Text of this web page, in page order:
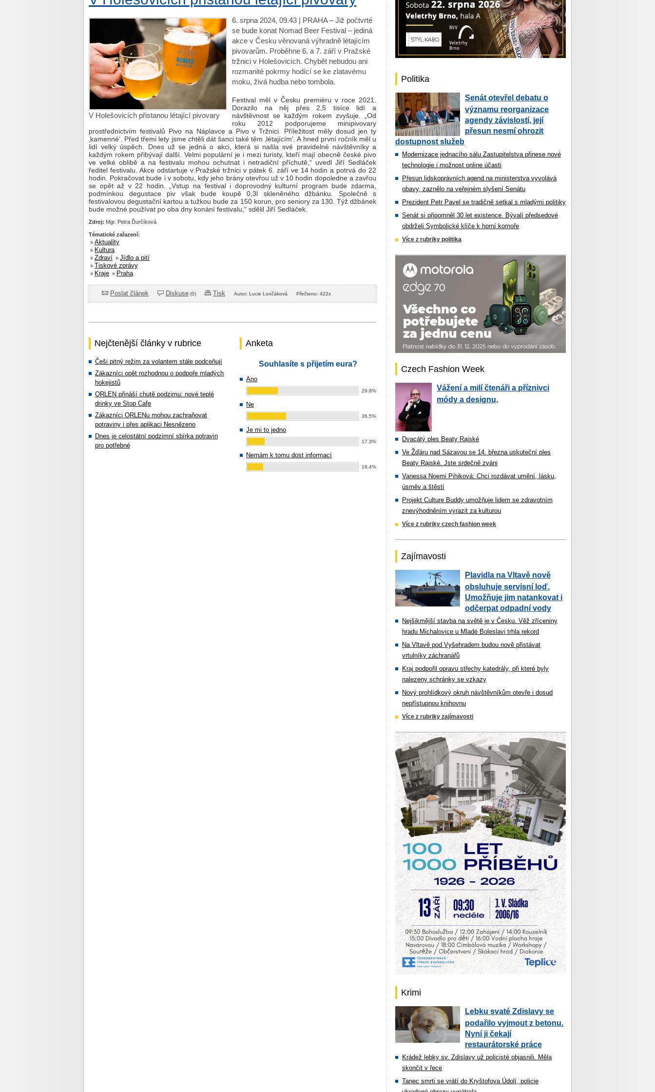
V Holešovicích přistanou létající pivovary
6. srpna 2024, 09.43 | PRAHA – Již počtvrté
se bude konat Nomad Beer Festival – jediná
akce v Česku věnovaná výhradně létajícím
pivovarům. Proběhne 6. a 7. září v Pražské
tržnici v Holešovicích. Chybět nebudou ani
rozmanité pokrmy hodící se ke zlatavému
moku, živá hudba nebo tombola.
Festival měl v Česku premiéru v roce 2021.
Dorazilo na něj přes 2,5 tisíce lidí a
návštěvnost se každým rokem zvyšuje. „Od
roku 2012 podporujeme minipivovary
prostřednictvím festivalů Pivo na Náplavce a Pivo v Tržnici. Příležitost měly dosud jen ty
‚kamenné‘. Před třemi lety jsme chtěli dát šanci také těm ‚létajícím'. A hned první ročník měl u
lidí velký úspěch. Dnes už se jedná o akci, která si našla své pravidelné návštěvníky a
každým rokem přibývají další. Velmi populární je i mezi turisty, kteří mají obecně české pivo
ve velké oblibě a na festivalu mohou ochutnat i netradiční příchutě,“ uvedl Jiří Sedláček
ředitel festivalu. Akce odstartuje v Pražské tržnici v pátek 6. září ve 14 hodin a potrvá do 22
hodin. Pokračovat bude i v sobotu, kdy jeho brány otevřou už v 10 hodin dopoledne a zavřou
se opět až v 22 hodin. „Vstup na festival i doprovodný kulturní program bude zdarma,
podmínkou degustace piv však bude koupě 0,3l skleněného džbánku. Společně s
festivalovou degustační kartou a tužkou bude za 150 korun, pro seniory za 130. Týž džbánek
bude možné používat po oba dny konání festivalu,“ sdělil Jiří Sedláček.
Zdroj: Mgr. Petra Ďurčíková
Tématické zařazení:
» Aktuality
» Kultura
» Zdraví » Jídlo a pití
» Tiskové zprávy
» Kraje » Praha
Poslat článek Diskuse (0) Tisk Autor: Lucie Lončáková Přečteno: 422x
Nejčtenější články v rubrice
Češi pitný režim za volantem stále podceňují
Zákazníci opět rozhodnou o podpoře mladých
hokejistů
ORLEN přináší chutě podzimu: nové teplé
drinky ve Stop Cafe
Zákazníci ORLENu mohou zachraňovat
potraviny i přes aplikaci Nesnězeno
Dnes je celostátní podzimní sbírka potravin
pro potřebné
Anketa
Souhlasíte s přijetím eura?
Ano
29.8%
Ne
36.5%
Je mi to jedno
17.3%
Nemám k tomu dost informací
16.4%
Politika
Senát otevřel debatu o
významu reorganizace
agendy závislostí, její
přesun nesmí ohrozit
dostupnost služeb
Modernizace jednacího sálu Zastupitelstva přinese nové
technologie i možnost online účasti
Přesun lidskoprávních agend na ministerstva vyvolává
obavy, zaznělo na veřejném slyšení Senátu
Prezident Petr Pavel se tradičně setkal s mladými politiky
Senát si připomněl 30 let existence. Bývalí předsedové
obdrželi Symbolické klíče k horní komoře
Více z rubriky politika
Czech Fashion Week
Vážení a milí čtenáři a příznivci
módy a designu,
Dvacátý ples Beaty Rajské
Ve Žďáru nad Sázavou se 14. března uskuteční ples
Beaty Rajské. Jste srdečně zváni
Vanessa Noemi Pihiková: Chci rozdávat umění, lásku,
úsměv a štěstí
Projekt Culture Buddy umožňuje lidem se zdravotním
znevýhodněním vyrazit za kulturou
Více z rubriky czech fashion week
Zajímavosti
Plavidla na Vltavě nově
obsluhuje servisní loď.
Umožňuje jim natankovat i
odčerpat odpadní vody
Nejšikmější stavba na světě je v Česku. Věž zříceniny
hradu Michalovice u Mladé Boleslavi trhla rekord
Na Vltavě pod Vyšehradem budou nově přistávat
vrtulníky záchranářů
Kraj podpořil opravu střechy katedrály, při které byly
nalezeny schránky se vzkazy
Nový prohlídkový okruh návštěvníkům otevře i dosud
nepřístupnou knihovnu
Více z rubriky zajímavosti
Krimi
Lebku svaté Zdislavy se
podařilo vyjmout z betonu.
Nyní ji čekají
restaurátorské práce
Krádež lebky sv. Zdislavy už policisté objasnili. Měla
skončit v řece
Tanec smrti se vrátí do Kryštofova Údolí, policie